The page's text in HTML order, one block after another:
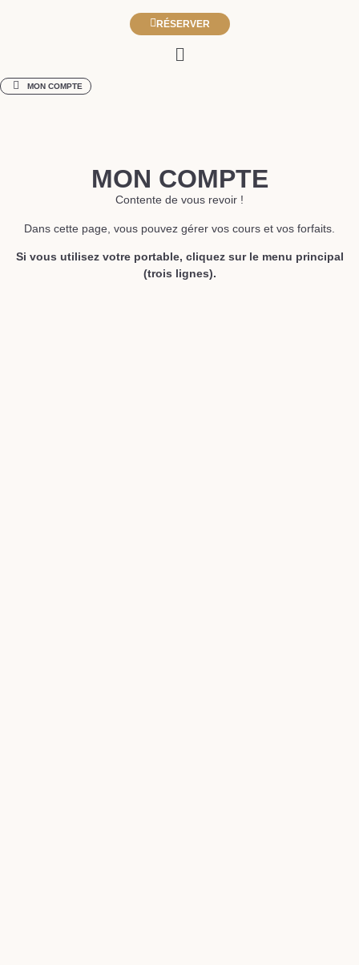
RÉSERVER
MON COMPTE
MON COMPTE
Contente de vous revoir !
Dans cette page, vous pouvez gérer vos cours et vos forfaits.
Si vous utilisez votre portable, cliquez sur le menu principal
(trois lignes).